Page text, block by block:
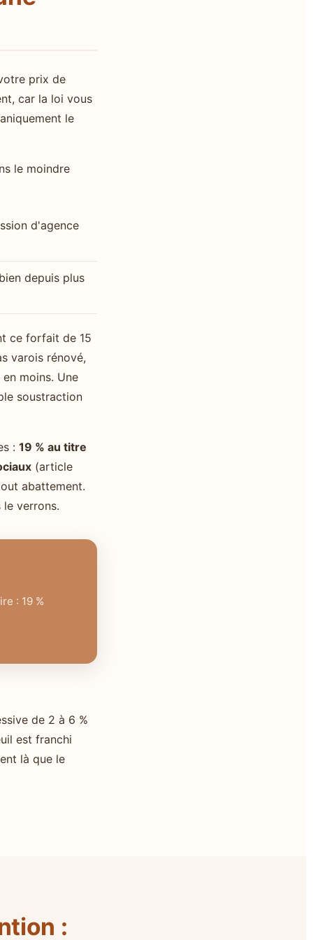
prix de
car la loi vous
le
le moindre
d'agence
depuis plus
ce forfait de 15
varois rénové,
moins. Une
soustraction
:19 % au titre
(article
abattement.
verrons.
: 19 %
de 2 à 6 %
est franchi
là que le
: